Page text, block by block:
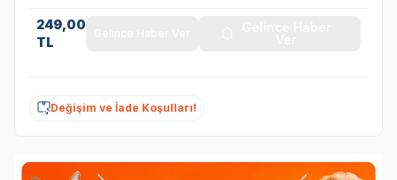
249,00
TL
Değişim ve İade Koşulları!